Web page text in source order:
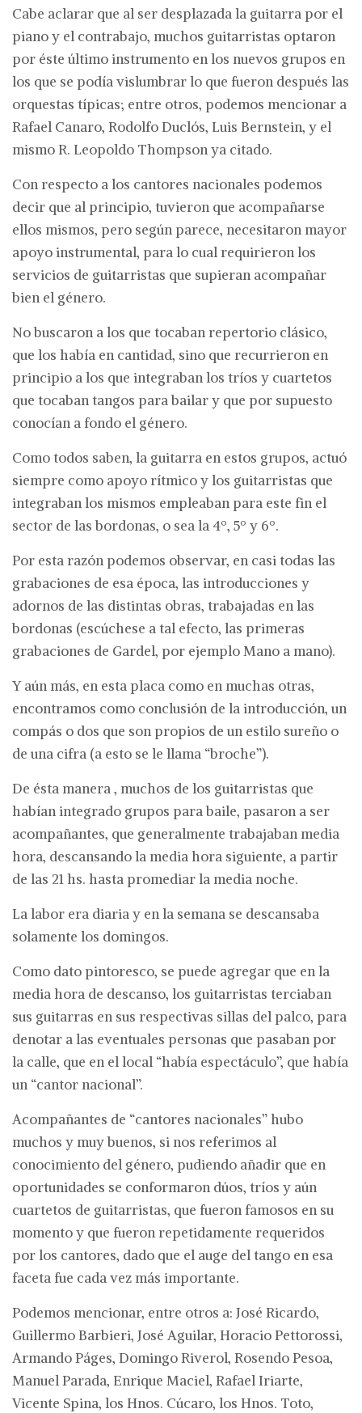
Cabe aclarar que al ser desplazada la guitarra por el
piano y el contrabajo, muchos guitarristas optaron
por éste último instrumento en los nuevos grupos en
los que se podía vislumbrar lo que fueron después las
orquestas típicas; entre otros, podemos mencionar a
Rafael Canaro, Rodolfo Duclós, Luis Bernstein, y el
mismo R. Leopoldo Thompson ya citado.
Con respecto a los cantores nacionales podemos
decir que al principio, tuvieron que acompañarse
ellos mismos, pero según parece, necesitaron mayor
apoyo instrumental, para lo cual requirieron los
servicios de guitarristas que supieran acompañar
bien el género.
No buscaron a los que tocaban repertorio clásico,
que los había en cantidad, sino que recurrieron en
principio a los que integraban los tríos y cuartetos
que tocaban tangos para bailar y que por supuesto
conocían a fondo el género.
Como todos saben, la guitarra en estos grupos, actuó
siempre como apoyo rítmico y los guitarristas que
integraban los mismos empleaban para este fin el
sector de las bordonas, o sea la 4º, 5º y 6º.
Por esta razón podemos observar, en casi todas las
grabaciones de esa época, las introducciones y
adornos de las distintas obras, trabajadas en las
bordonas (escúchese a tal efecto, las primeras
grabaciones de Gardel, por ejemplo Mano a mano).
Y aún más, en esta placa como en muchas otras,
encontramos como conclusión de la introducción, un
compás o dos que son propios de un estilo sureño o
de una cifra (a esto se le llama “broche”).
De ésta manera , muchos de los guitarristas que
habían integrado grupos para baile, pasaron a ser
acompañantes, que generalmente trabajaban media
hora, descansando la media hora siguiente, a partir
de las 21 hs. hasta promediar la media noche.
La labor era diaria y en la semana se descansaba
solamente los domingos.
Como dato pintoresco, se puede agregar que en la
media hora de descanso, los guitarristas terciaban
sus guitarras en sus respectivas sillas del palco, para
denotar a las eventuales personas que pasaban por
la calle, que en el local “había espectáculo”, que había
un “cantor nacional”.
Acompañantes de “cantores nacionales” hubo
muchos y muy buenos, si nos referimos al
conocimiento del género, pudiendo añadir que en
oportunidades se conformaron dúos, tríos y aún
cuartetos de guitarristas, que fueron famosos en su
momento y que fueron repetidamente requeridos
por los cantores, dado que el auge del tango en esa
faceta fue cada vez más importante.
Podemos mencionar, entre otros a: José Ricardo,
Guillermo Barbieri, José Aguilar, Horacio Pettorossi,
Armando Páges, Domingo Riverol, Rosendo Pesoa,
Manuel Parada, Enrique Maciel, Rafael Iriarte,
Vicente Spina, los Hnos. Cúcaro, los Hnos. Toto,